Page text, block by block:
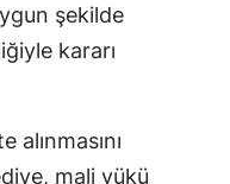
şekilde
kararı
alınmasını
mali yükü